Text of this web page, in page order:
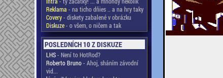
Reklama - na ticho dňies .. a na hry taky
Covery- diskety zabalené v obrázku
Diskuze- o všem, o ničem a tak
POSLEDNÍCH 10 Z DISKUZE
LHS- Není to HotRod?
Roberto Bruno- Ahoj, sháním závodní
vid...